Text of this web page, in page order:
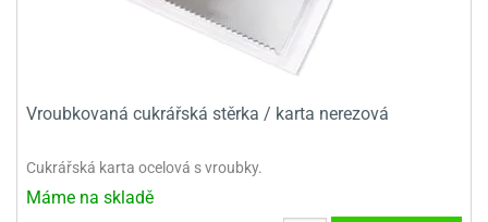
Vroubkovaná cukrářská stěrka / karta nerezová
Cukrářská karta ocelová s vroubky.
Máme na skladě